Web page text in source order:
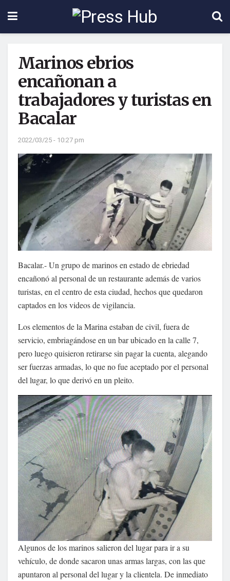
Marinos ebrios
encañonan a
trabajadores y turistas en
Bacalar
2022/03/25 - 10:27 pm
Bacalar.- Un grupo de marinos en estado de ebriedad
encañonó al personal de un restaurante además de varios
turistas, en el centro de esta ciudad, hechos que quedaron
captados en los videos de vigilancia.
Los elementos de la Marina estaban de civil, fuera de
servicio, embriagándose en un bar ubicado en la calle 7,
pero luego quisieron retirarse sin pagar la cuenta, alegando
ser fuerzas armadas, lo que no fue aceptado por el personal
del lugar, lo que derivó en un pleito.
Algunos de los marinos salieron del lugar para ir a su
vehículo, de donde sacaron unas armas largas, con las que
apuntaron al personal del lugar y la clientela. De inmediato